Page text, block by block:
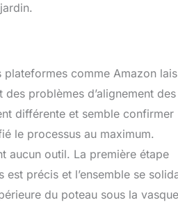
comme Amazon
problèmes d’alignement des
différente et semble confirmer
le processus au maximum.
aucun outil. La première étape
est précis et l’ensemble se
du poteau sous la